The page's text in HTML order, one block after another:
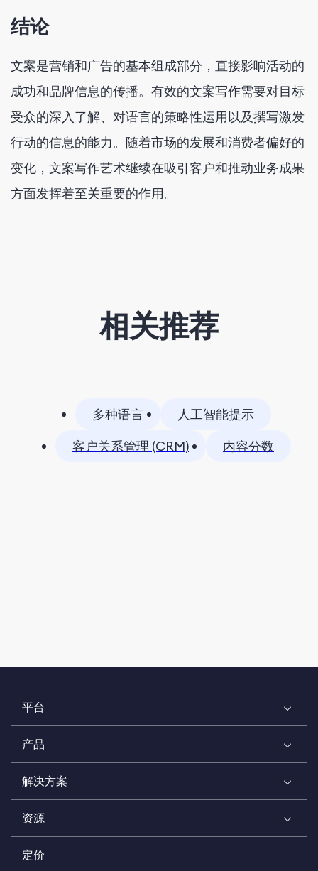
结论
文案是营销和广告的基本组成部分，直接影响活动的
成功和品牌信息的传播。有效的文案写作需要对目标
受众的深入了解、对语言的策略性运用以及撰写激发
行动的信息的能力。随着市场的发展和消费者偏好的
变化，文案写作艺术继续在吸引客户和推动业务成果
方面发挥着至关重要的作用。
相关推荐
多种语言
人工智能提示
客户关系管理 (CRM)
内容分数
平台
产品
解决方案
资源
定价